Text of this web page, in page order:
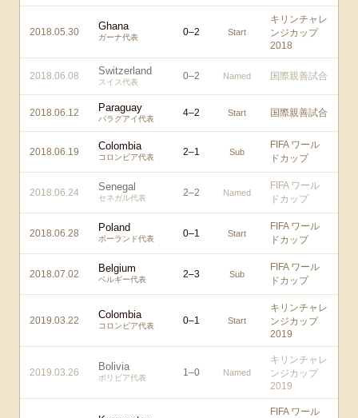
2018.05.30 Ghana
ガーナ代表 0–2 Start
キリンチャレ
ンジカップ
2018
2018.06.08 Switzerland
スイス代表
0–2 Named 国際親善試合
2018.06.12 Paraguay
パラグアイ代表
4–2 Start 国際親善試合
2018.06.19 Colombia
コロンビア代表 2–1 Sub
FIFA ワール
ドカップ
2018.06.24 Senegal
セネガル代表 2–2 Named
FIFA ワール
ドカップ
2018.06.28 Poland
ポーランド代表 0–1 Start
FIFA ワール
ドカップ
2018.07.02 Belgium
ベルギー代表 2–3 Sub
FIFA ワール
ドカップ
2019.03.22 Colombia
コロンビア代表 0–1 Start
キリンチャレ
ンジカップ
2019
2019.03.26 Bolivia
ボリビア代表 1–0 Named
キリンチャレ
ンジカップ
2019
FIFA ワール